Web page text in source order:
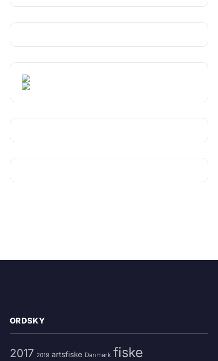
ORDSKY
2017 2019 artsfiske Danmark fiske